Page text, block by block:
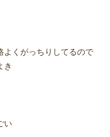
よくがっちりしてるので
き
い